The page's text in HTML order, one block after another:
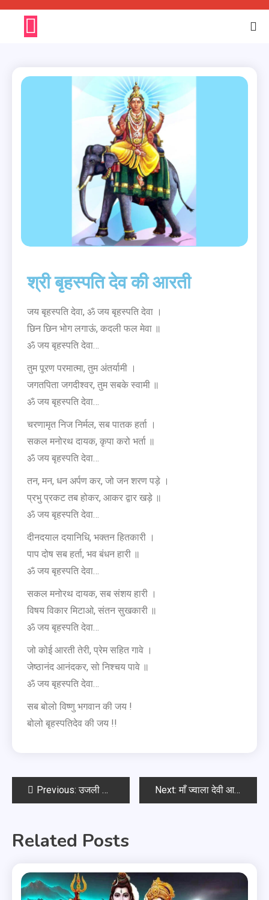
श्री बृहस्पति देव की आरती
जय बृहस्पति देवा, ॐ जय बृहस्पति देवा ।
छिन छिन भोग लगाऊं, कदली फल मेवा ॥
ॐ जय बृहस्पति देवा…
तुम पूरण परमात्मा, तुम अंतर्यामी ।
जगतपिता जगदीश्वर, तुम सबके स्वामी ॥
ॐ जय बृहस्पति देवा…
चरणामृत निज निर्मल, सब पातक हर्ता ।
सकल मनोरथ दायक, कृपा करो भर्ता ॥
ॐ जय बृहस्पति देवा…
तन, मन, धन अर्पण कर, जो जन शरण पड़े ।
प्रभु प्रकट तब होकर, आकर द्वार खड़े ॥
ॐ जय बृहस्पति देवा…
दीनदयाल दयानिधि, भक्तन हितकारी ।
पाप दोष सब हर्ता, भव बंधन हारी ॥
ॐ जय बृहस्पति देवा…
सकल मनोरथ दायक, सब संशय हारी ।
विषय विकार मिटाओ, संतन सुखकारी ॥
ॐ जय बृहस्पति देवा…
जो कोई आरती तेरी, प्रेम सहित गावे ।
जेष्‍ठानंद आनंदकर, सो निश्चय पावे ॥
ॐ जय बृहस्पति देवा…
सब बोलो विष्णु भगवान की जय !
बोलो बृहस्पतिदेव की जय !!
Previous: उजली माता की आरती Next: माँ ज्वाला देवी आरती
Related Posts